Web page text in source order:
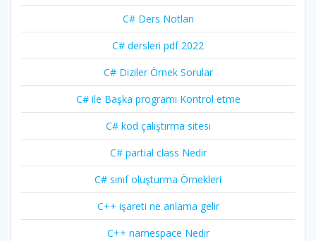
C# Ders Notları
C# dersleri pdf 2022
C# Diziler Örnek Sorular
C# ile Başka programı Kontrol etme
C# kod çalıştırma sitesi
C# partial class Nedir
C# sınıf oluşturma Örnekleri
C++ işareti ne anlama gelir
C++ namespace Nedir